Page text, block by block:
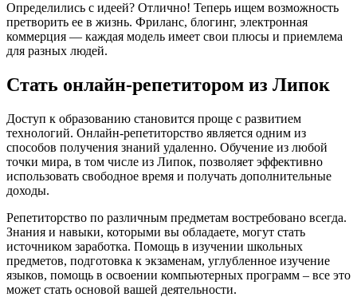
Определились с идеей? Отлично! Теперь ищем возможность
претворить ее в жизнь. Фриланс, блогинг, электронная
коммерция — каждая модель имеет свои плюсы и приемлема
для разных людей.
Стать онлайн-репетитором из Липок
Доступ к образованию становится проще с развитием
технологий. Онлайн-репетиторство является одним из
способов получения знаний удаленно. Обучение из любой
точки мира, в том числе из Липок, позволяет эффективно
использовать свободное время и получать дополнительные
доходы.
Репетиторство по различным предметам востребовано всегда.
Знания и навыки, которыми вы обладаете, могут стать
источником заработка. Помощь в изучении школьных
предметов, подготовка к экзаменам, углубленное изучение
языков, помощь в освоении компьютерных программ – все это
может стать основой вашей деятельности.